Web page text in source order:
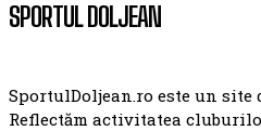
SPORTUL DOLJEAN
SportulDoljean.ro este un
Reflectăm activitatea